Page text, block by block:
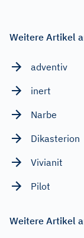
Weitere Artikel
adventiv
inert
Narbe
Dikasterion
Vivianit
Pilot
Weitere Artikel